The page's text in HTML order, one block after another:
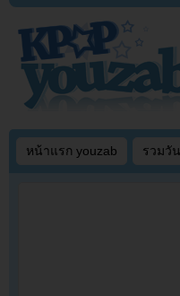
หน้าแรก youzab รวมวั